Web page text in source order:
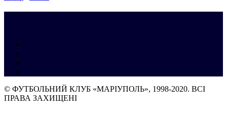
© ФУТБОЛЬНИЙ КЛУБ «МАРІУПОЛЬ», 1998-2020. ВСІ
ПРАВА ЗАХИЩЕНІ